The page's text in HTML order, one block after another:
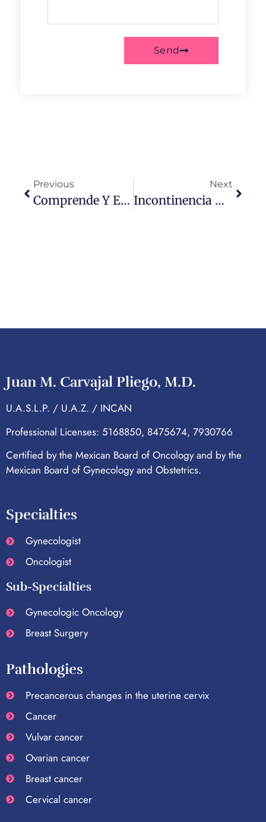
Send
Previous
Comprende Y Enfrenta La Menopausia Con La Guía Del Dr. Carvajal En Matamoros, Tamaulipas
Next
Incontinencia Urinaria: Causas, Tratamientos Y Servicios Del Dr. Carvajal En Matamoros, Tamaulipas
Juan M. Carvajal Pliego, M.D.
U.A.S.L.P. / U.A.Z. / INCAN
Professional Licenses: 5168850, 8475674, 7930766
Certified by the Mexican Board of Oncology and by the
Mexican Board of Gynecology and Obstetrics.
Specialties
Gynecologist
Oncologist
Sub-Specialties
Gynecologic Oncology
Breast Surgery
Pathologies
Precancerous changes in the uterine cervix
Cancer
Vulvar cancer
Ovarian cancer
Breast cancer
Cervical cancer